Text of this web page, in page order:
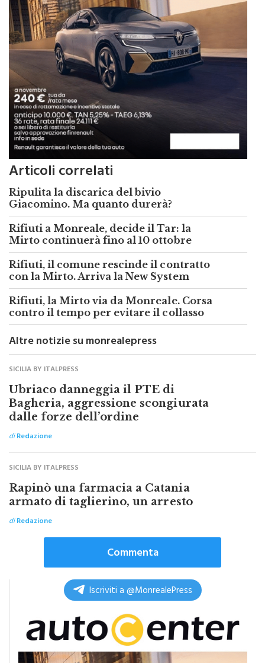
Articoli correlati
Ripulita la discarica del bivio
Giacomino. Ma quanto durerà?
Rifiuti a Monreale, decide il Tar: la
Mirto continuerà fino al 10 ottobre
Rifiuti, il comune rescinde il contratto
con la Mirto. Arriva la New System
Rifiuti, la Mirto via da Monreale. Corsa
contro il tempo per evitare il collasso
Altre notizie su monrealepress
SICILIA BY ITALPRESS
Ubriaco danneggia il PTE di
Bagheria, aggressione scongiurata
dalle forze dell’ordine
diRedazione
SICILIA BY ITALPRESS
Rapinò una farmacia a Catania
armato di taglierino, un arresto
diRedazione
Commenta
Iscriviti a @MonrealePress